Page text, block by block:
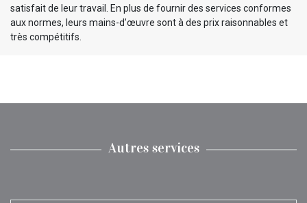
satisfait de leur travail. En plus de fournir des services conformes
aux normes, leurs mains-d’œuvre sont à des prix raisonnables et
très compétitifs.
Autres services